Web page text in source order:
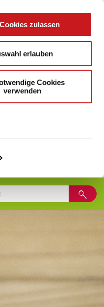
zulassen
erlauben
Cookies
verwenden